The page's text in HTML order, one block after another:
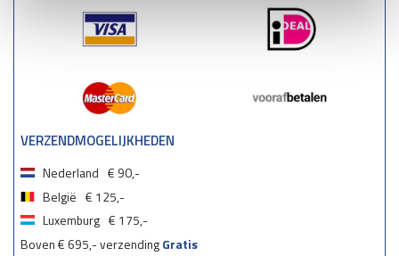
VERZENDMOGELIJKHEDEN
Nederland € 90,-
België € 125,-
Luxemburg € 175,-
Boven € 695,- verzendingGratis